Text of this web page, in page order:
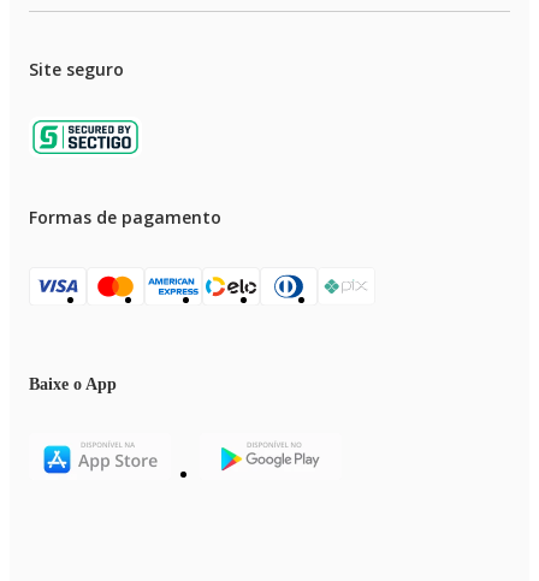
Site seguro
Formas de pagamento
Baixe o App